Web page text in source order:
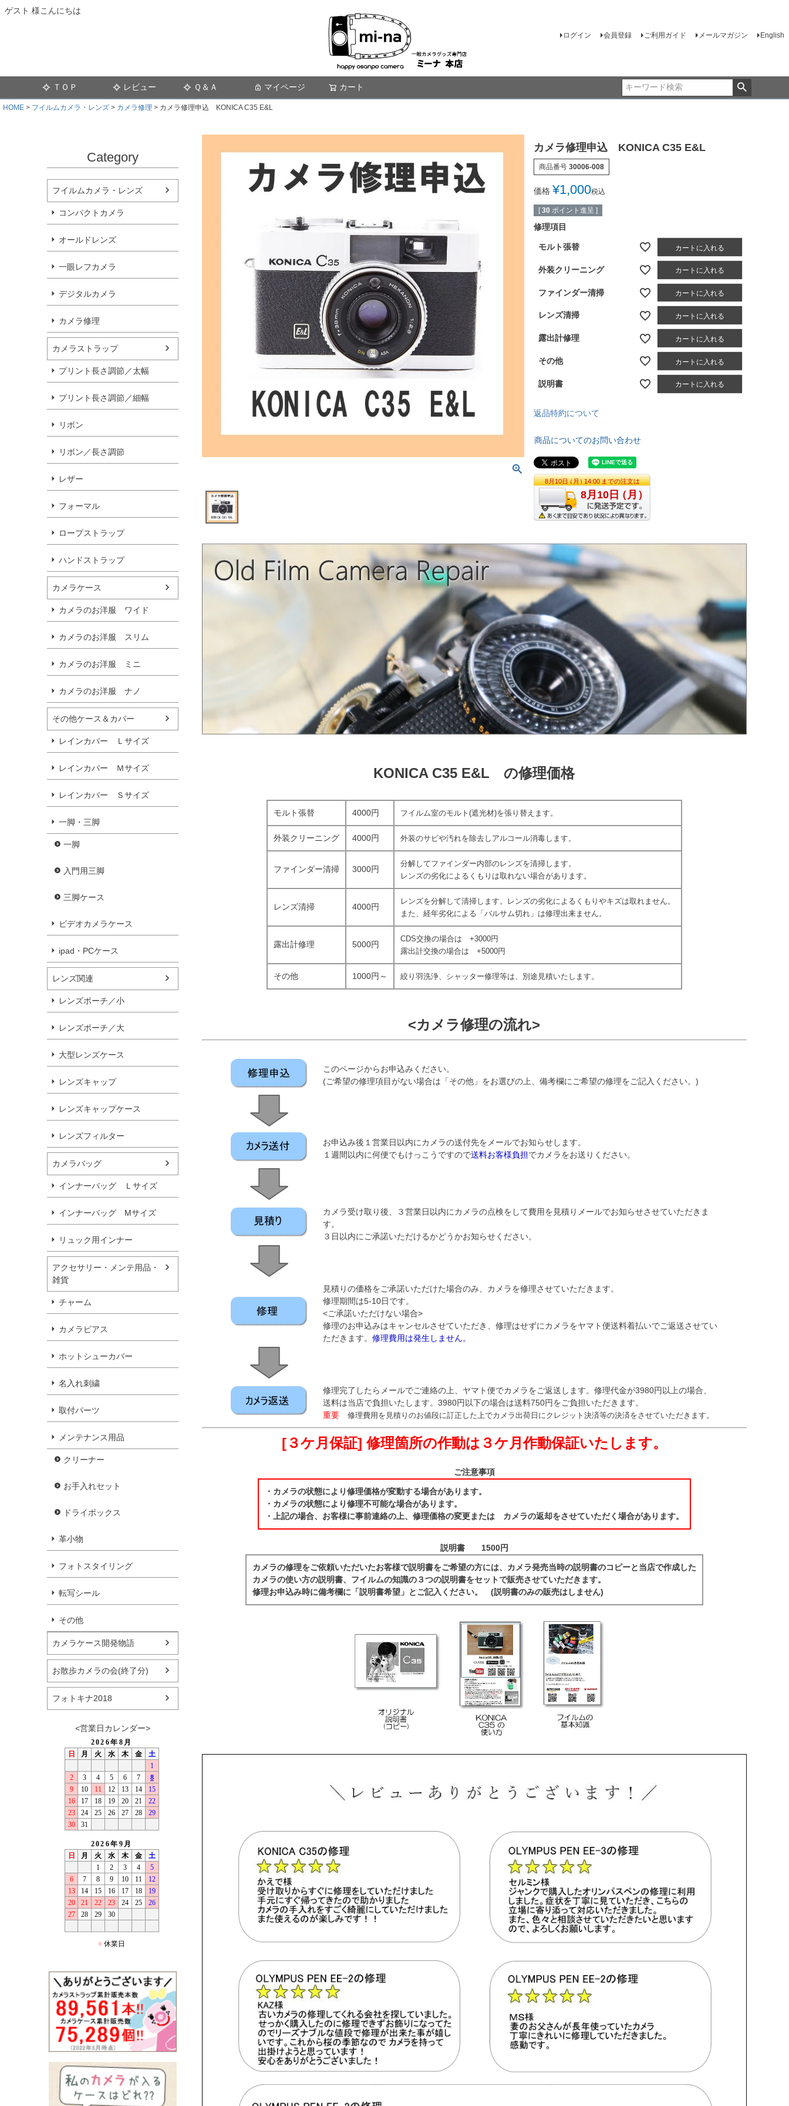
ゲスト 様こんにちは
ログイン 会員登録 ご利用ガイド メールマガジン English
ＴＯＰ レビュー Ｑ＆Ａ マイページ カート
HOME フイルムカメラ・レンズ カメラ修理 カメラ修理申込 KONICA C35 E&L
Category
フイルムカメラ・レンズ
コンパクトカメラ
オールドレンズ
一眼レフカメラ
デジタルカメラ
カメラ修理
カメラストラップ
プリント長さ調節／太幅
プリント長さ調節／細幅
リボン
リボン／長さ調節
レザー
フォーマル
ロープストラップ
ハンドストラップ
カメラケース
カメラのお洋服 ワイド
カメラのお洋服 スリム
カメラのお洋服 ミニ
カメラのお洋服 ナノ
その他ケース＆カバー
レインカバー Ｌサイズ
レインカバー Ｍサイズ
レインカバー Ｓサイズ
一脚・三脚
一脚
入門用三脚
三脚ケース
ビデオカメラケース
ipad・PCケース
レンズ関連
レンズポーチ／小
レンズポーチ／大
大型レンズケース
レンズキャップ
レンズキャップケース
レンズフィルター
カメラバッグ
インナーバッグ Ｌサイズ
インナーバッグ Мサイズ
リュック用インナー
アクセサリー・メンテ用品・
雑貨
チャーム
カメラピアス
ホットシューカバー
名入れ刺繍
取付パーツ
メンテナンス用品
クリーナー
お手入れセット
ドライボックス
革小物
フォトスタイリング
転写シール
その他
カメラケース開発物語
お散歩カメラの会(終了分)
フォトキナ2018
<営業日カレンダー>
カメラ修理申込 KONICA C35 E&L
商品番号 30006-008
価格 ¥1,000税込
[ 30 ポイント進呈 ]
修理項目
モルト張替 カートに入れる
外装クリーニング カートに入れる
ファインダー清掃 カートに入れる
レンズ清掃 カートに入れる
露出計修理 カートに入れる
その他 カートに入れる
説明書 カートに入れる
返品特約について
商品についてのお問い合わせ
KONICA C35 E&L の修理価格
モルト張替 4000円 フイルム室のモルト(遮光材)を張り替えます。
外装クリーニング 4000円 外装のサビや汚れを除去しアルコール消毒します。
ファインダー清掃 3000円
分解してファインダー内部のレンズを清掃します。
レンズの劣化によるくもりは取れない場合があります。
レンズ清掃 4000円
レンズを分解して清掃します。レンズの劣化によるくもりやキズは取れません。
また、経年劣化による「バルサム切れ」は修理出来ません。
露出計修理 5000円
CDS交換の場合は +3000円
露出計交換の場合は +5000円
その他 1000円～ 絞り羽洗浄、シャッター修理等は、別途見積いたします 。
<カメラ修理の流れ>
このページからお申込みください。
(ご希望の修理項目がない場合は「その他」をお選びの上、備考欄にご希望の修理をご記入ください。)
お申込み後１営業日以内にカメラの送付先をメールでお知らせします。
１週間以内に何便でもけっこうですので送料お客様負担でカメラをお送りください。
カメラ受け取り後、３営業日以内にカメラの点検をして費用を見積りメールでお知らせさせていただきま
す。
３日以内にご承諾いただけるかどうかお知らせください。
見積りの価格をご承諾いただけた場合のみ、カメラを修理させていただきます。
修理期間は5-10日です。
<ご承諾いただけない場合>
修理のお申込みはキャンセルさせていただき、修理はせずにカメラをヤマト便送料着払いでご返送させてい
ただきます。修理費用は発生しません。
修理完了したらメールでご連絡の上、ヤマト便でカメラをご返送します。修理代金が3980円以上の場合、
送料は当店で負担いたします。3980円以下の場合は送料750円をご負担いただきます。
重要
修理費用を見積りのお値段に訂正した上でカメラ出荷日にクレジット決済等の決済をさせていただきます。
[３ケ月保証] 修理箇所の作動は３ケ月作動保証いたします。
ご注意事項
・カメラの状態により修理価格が変動する場合があります。
・カメラの状態により修理不可能な場合があります。
・上記の場合、お客様に事前連絡の上、修理価格の変更または カメラの返却をさせていただく場合があります。
説明書 1500円
カメラの修理をご依頼いただいたお客様で説明書をご希望の方には、カメラ発売当時の説明書のコピーと当店で作成した
カメラの使い方の説明書、フイルムの知識の３つの説明書をセットで販売させていただきます。
修理お申込み時に備考欄に「説明書希望」とご記入ください。 (説明書のみの販売はしません)